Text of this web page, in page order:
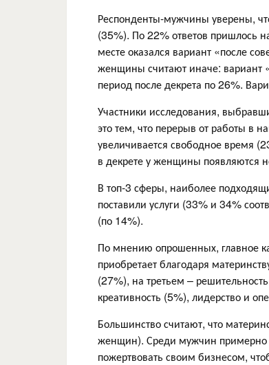
Респонденты-мужчины уверены,
(35%). По 22% ответов пришлось
месте оказался вариант «после
женщины считают иначе: вариант
период после декрета по 26%.
Участники исследования,
это тем, что перерыв от работы в
увеличивается свободное время
в декрете у женщины появляются
В топ-3 сферы, наиболее
поставили услуги (33% и 34%
(по 14%).
По мнению опрошенных, главное
приобретает благодаря
(27%), на третьем –
креативность (5%), лидерство и
Большинство считают, что
женщин). Среди мужчин примерно
пожертвовать своим бизнесом,